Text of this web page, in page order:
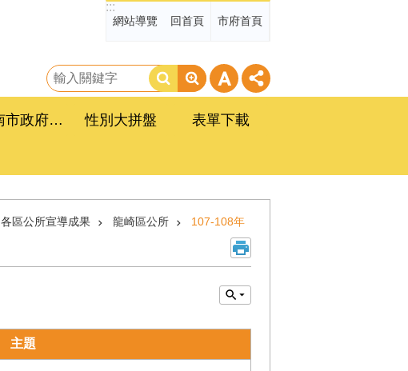
:::
網站導覽 回首頁 市府首頁
搜
尋
臺南市政府性別平等工作計畫 性別大拼盤 表單下載
各區公所宣導成果 龍崎區公所 107-108年
主題